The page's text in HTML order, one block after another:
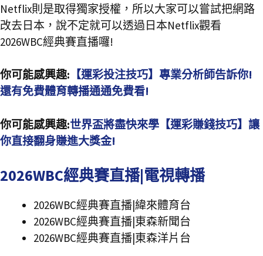
Netflix則是取得獨家授權，所以大家可以嘗試把網路
改去日本，說不定就可以透過日本Netflix觀看
2026WBC經典賽直播囉!
你可能感興趣: 【運彩投注技巧】專業分析師告訴你!
還有免費體育轉播通通免費看!
你可能感興趣:世界盃將盡快來學【運彩賺錢技巧】讓
你直接翻身賺進大獎金!
2026WBC經典賽直播|電視轉播
2026WBC經典賽直播|緯來體育台
2026WBC經典賽直播|東森新聞台
2026WBC經典賽直播|東森洋片台